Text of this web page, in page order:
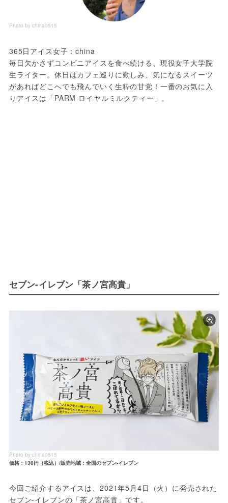
Photo by china0515
365日アイス女子：china
毎日欠かさずコンビニアイスを食べ続ける、現役女子大学院
生ライター。休日はカフェ巡りに勤しみ、気になるスイーツ
があればどこへでも飛んでいく生粋の甘党！一番のお気に入
りアイスは「PARM ロイヤルミルクティー」。
セブン-イレブン「茶ノ宮高貴」
Photo by china0515
価格：138円（税込）/販売地域：全国のセブン-イレブン
今回ご紹介するアイスは、2021年5月4日（火）に発売された
セブン-イレブンの「茶ノ宮高貴」です。